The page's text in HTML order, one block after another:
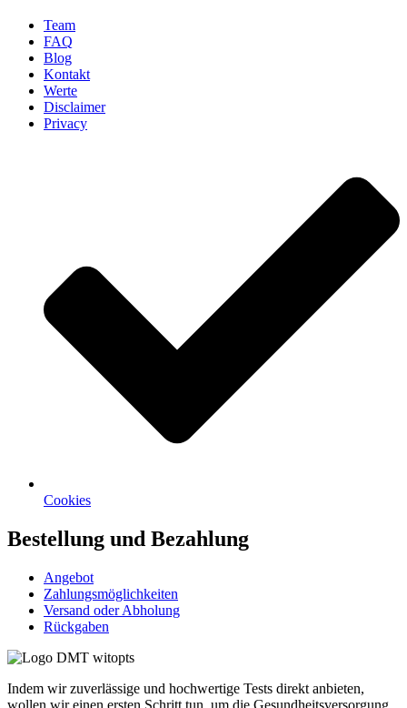
Team
FAQ
Blog
Kontakt
Werte
Disclaimer
Privacy
Cookies
Bestellung und Bezahlung
Angebot
Zahlungsmöglichkeiten
Versand oder Abholung
Rückgaben
Indem wir zuverlässige und hochwertige Tests direkt anbieten,